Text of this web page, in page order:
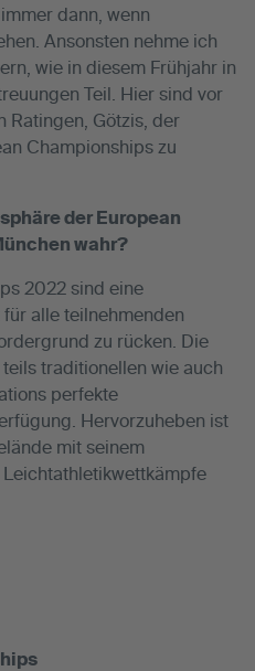
dann, wenn
Ansonsten nehme ich
wie in diesem Frühjahr in
Teil. Hier sind vor
Ratingen, Götzis, der
Championships zu
der European
wahr?
2022 sind eine
alle teilnehmenden
zu rücken. Die
traditionellen wie auch
perfekte
Hervorzuheben ist
mit seinem